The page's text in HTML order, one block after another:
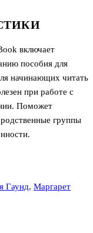
включает
пособия для
начинающих читать
при работе с
Поможет
группы
Гаунд, Маргарет